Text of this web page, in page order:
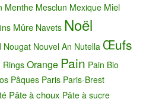
Menthe Mesclun Mexique Miel
Mûre Navets Noël
Nougat Nouvel An Nutella Œufs
Rings Orange Pain Pain Bio
Pâques Paris Paris-Brest
Pâte à choux Pâte à sucre